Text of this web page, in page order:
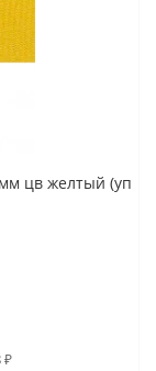
цв желтый (уп
₽